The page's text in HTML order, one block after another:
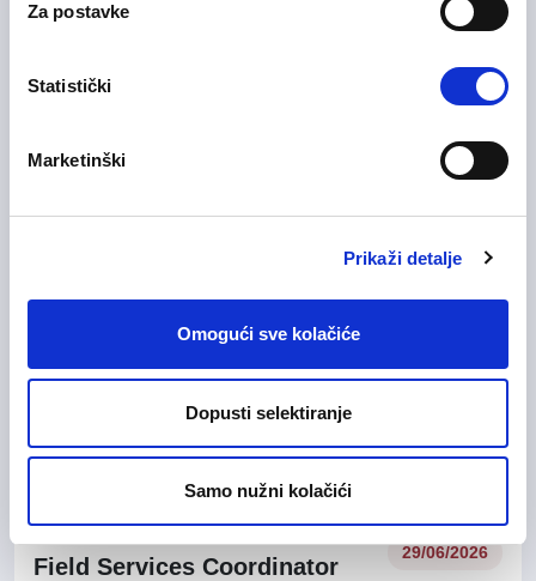
Za postavke
Statistički
Marketinški
Prikaži detalje
Omogući sve kolačiće
Dopusti selektiranje
Samo nužni kolačići
06/07/2026
Administracija / uredski poslovi
Operater/ka u odjelu Quality
Na licu mjestaSarajevo
Field Services Coordinator
29/06/2026